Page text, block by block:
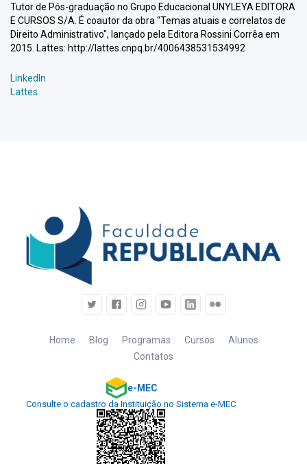
Tutor de Pós-graduação no Grupo Educacional UNYLEYA EDITORA
E CURSOS S/A. É coautor da obra "Temas atuais e correlatos de
Direito Administrativo", lançado pela Editora Rossini Corrêa em
2015. Lattes: http://lattes.cnpq.br/4006438531534992
LinkedIn
Lattes
Home Blog Programas Cursos
Alunos
Contatos
e-MEC
Consulte o cadastro da Instituição no Sistema e-MEC